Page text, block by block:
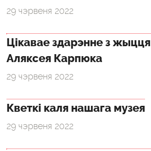
29 чэрвеня 2022
Цікавае здарэнне з жыцця
Аляксея Карпюка
29 чэрвеня 2022
Кветкі каля нашага музея
29 чэрвеня 2022